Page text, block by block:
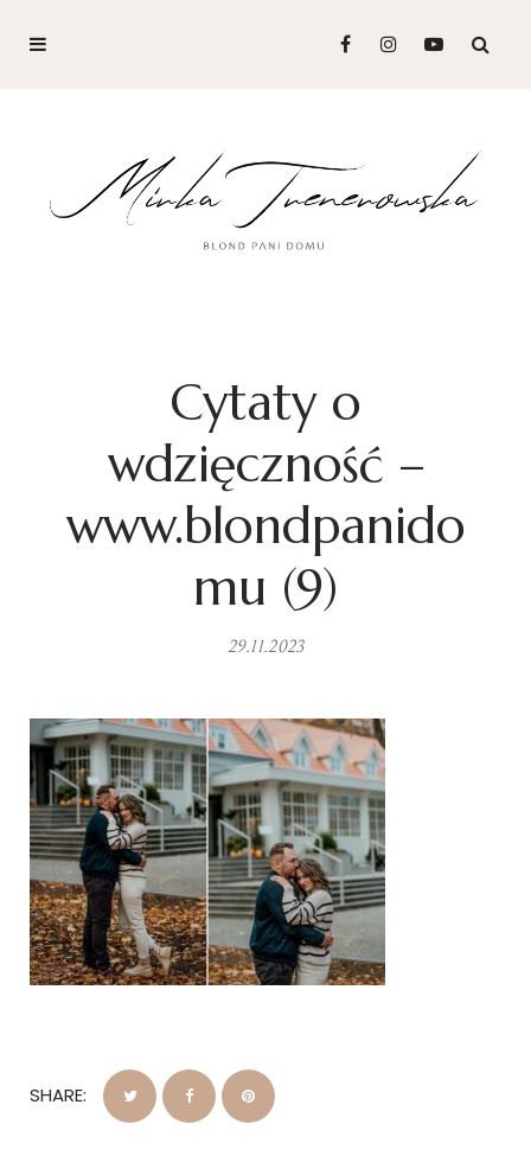
Cytaty o
wdzięczność –
www.blondpanido
mu (9)
29.11.2023
SHARE: